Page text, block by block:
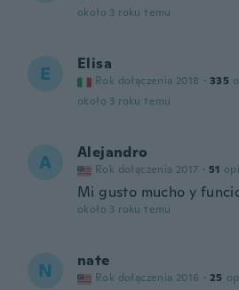
około 3 roku temu
E Elisa
Rok dołączenia 2018 · 335
około 3 roku temu
A Alejandro
Rok dołączenia 2017 · 51
Mi gusto mucho y
około 3 roku temu
N nate
Rok dołączenia 2016 · 25